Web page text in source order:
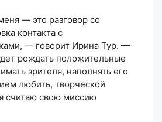
— это разговор со
контакта с
— говорит Ирина Тур. —
рождать положительные
зрителя, наполнять его
любить, творческой
считаю свою миссию